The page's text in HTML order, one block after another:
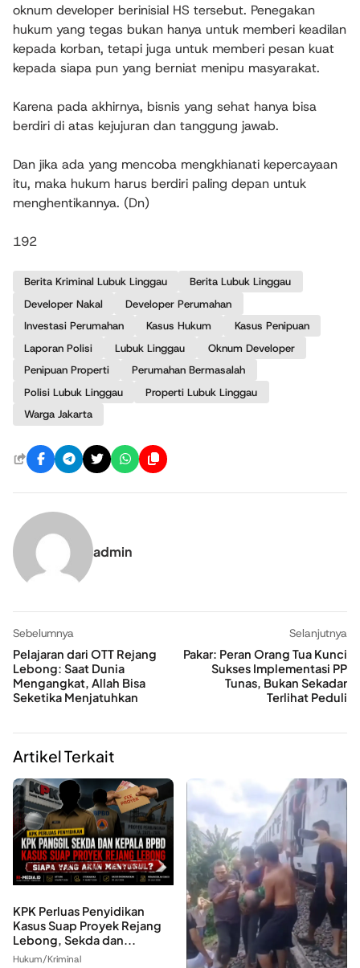
oknum developer berinisial HS tersebut. Penegakan
hukum yang tegas bukan hanya untuk memberi keadilan
kepada korban, tetapi juga untuk memberi pesan kuat
kepada siapa pun yang berniat menipu masyarakat.
Karena pada akhirnya, bisnis yang sehat hanya bisa
berdiri di atas kejujuran dan tanggung jawab.
Dan jika ada yang mencoba mengkhianati kepercayaan
itu, maka hukum harus berdiri paling depan untuk
menghentikannya. (Dn)
192
Berita Kriminal Lubuk Linggau
Berita Lubuk Linggau
Developer Nakal
Developer Perumahan
Investasi Perumahan
Kasus Hukum
Kasus Penipuan
Laporan Polisi
Lubuk Linggau
Oknum Developer
Penipuan Properti
Perumahan Bermasalah
Polisi Lubuk Linggau
Properti Lubuk Linggau
Warga Jakarta
admin
Sebelumnya
Pelajaran dari OTT Rejang
Lebong: Saat Dunia
Mengangkat, Allah Bisa
Seketika Menjatuhkan
Selanjutnya
Pakar: Peran Orang Tua Kunci
Sukses Implementasi PP
Tunas, Bukan Sekadar
Terlihat Peduli
Artikel Terkait
KPK Perluas Penyidikan
Kasus Suap Proyek Rejang
Lebong, Sekda dan...
Hukum/Kriminal